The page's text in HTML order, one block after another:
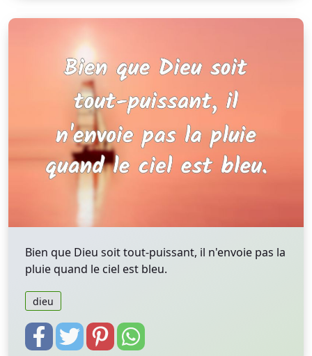
Bien que Dieu soit tout-puissant, il n'envoie pas la
pluie quand le ciel est bleu.
dieu